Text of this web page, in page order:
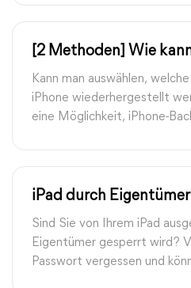
[2 Methoden] Wie
Backups selektiv
Kann man auswählen,
iPhone wiederhergestellt
eine Möglichkeit, iPhone-
iPad durch
bedeutet das und was
Sind Sie von Ihrem iPad
Eigentümer gesperrt wird?
Passwort vergessen und